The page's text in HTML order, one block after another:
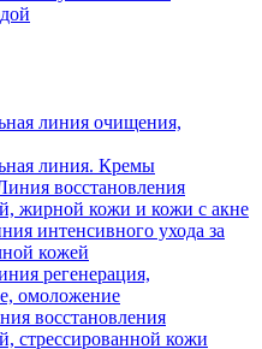
линия очищения,
линия. Кремы
восстановления
жирной кожи и кожи с акне
интенсивного ухода за
кожей
регенерация,
омоложение
восстановления
стрессированной кожи